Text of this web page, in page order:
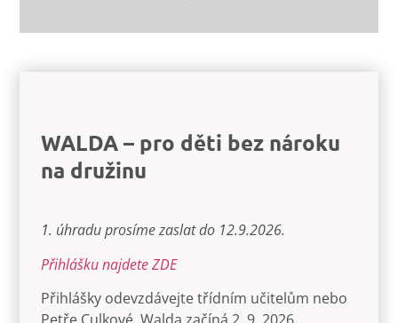
WALDA – pro děti bez nároku
na družinu
1. úhradu prosíme zaslat do 12.9.2026.
Přihlášku najdete ZDE
Přihlášky odevzdávejte třídním učitelům nebo